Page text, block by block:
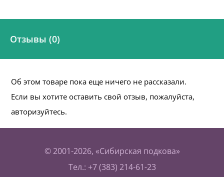
Отзывы (0)
Об этом товаре пока еще ничего не рассказали.
Если вы хотите оставить свой отзыв, пожалуйста,
авторизуйтесь.
© 2001-2026, «Сибирская подкова»
Тел.: +7 (383) 214-61-23